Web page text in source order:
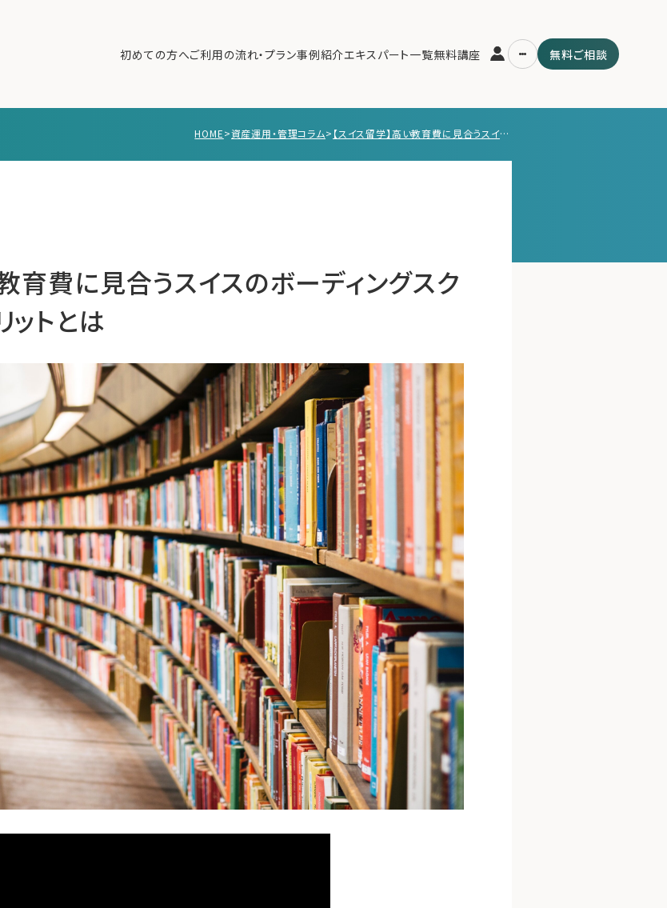
初めての方へご利用の流れ・プラン事例紹介エキスパート一覧無料講座 無料ご相談
HOME>資産運用・管理コラム> 【スイス留学】高い教育費に見合うスイスのボーディングスクールならではのメリットとは
育費に見合うスイスのボーディングスク
ットとは